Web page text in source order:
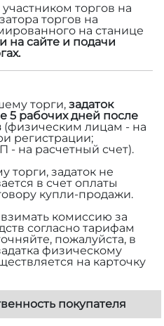
торгов на
торгов на
на станице
на сайте и подачи
торги, задаток
5 рабочих дней после
(физическим лицам - на
регистрации;
на расчетный счет).
торги, задаток не
в счет оплаты
купли-продажи.
комиссию за
согласно тарифам
пожалуйста, в
физическому
на карточку
покупателя